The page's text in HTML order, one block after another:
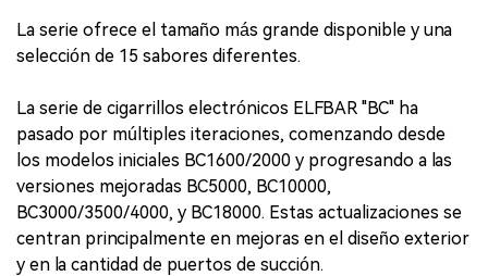
La serie ofrece el tamaño más grande disponible y una
selección de 15 sabores diferentes.
La serie de cigarrillos electrónicos ELFBAR "BC" ha
pasado por múltiples iteraciones, comenzando desde
los modelos iniciales BC1600/2000 y progresando a las
versiones mejoradas BC5000, BC10000,
BC3000/3500/4000, y BC18000. Estas actualizaciones se
centran principalmente en mejoras en el diseño exterior
y en la cantidad de puertos de succión.